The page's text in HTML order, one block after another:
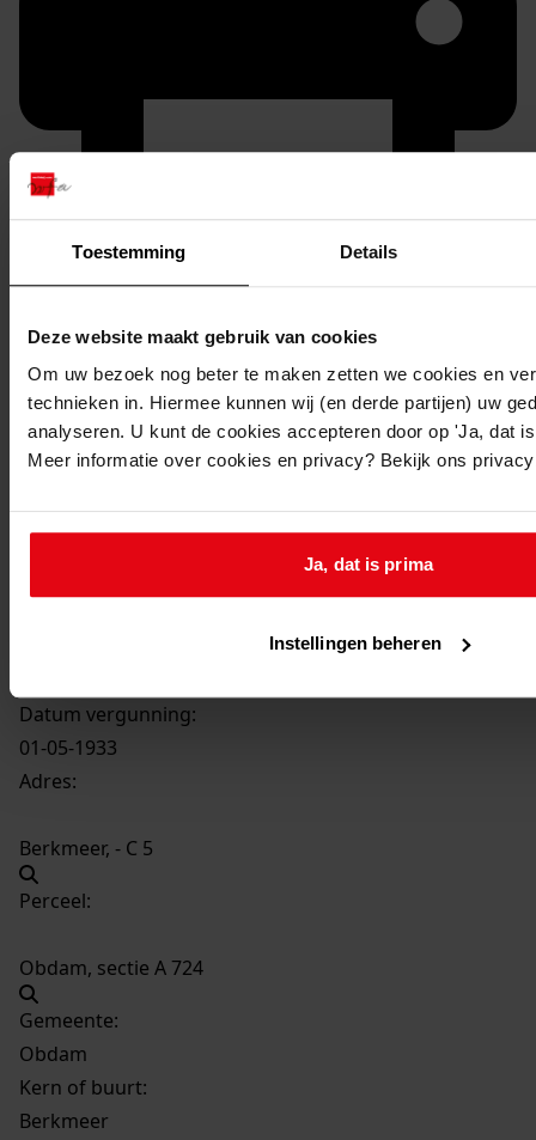
Toestemming Details
Deze website maakt gebruik van cookies
Om uw bezoek nog beter te maken zetten we cookies en
technieken in. Hiermee kunnen wij (en derde partijen) uw
analyseren. U kunt de cookies accepteren door op 'Ja, dat
Meer informatie over cookies en privacy? Bekijk ons
Ja, dat is prima
Instellingen beheren
Inventaris
Datum vergunning:
01-05-1933
Adres:
Berkmeer, - C 5
Perceel:
Obdam, sectie A 724
Gemeente:
Obdam
Kern of buurt:
Berkmeer